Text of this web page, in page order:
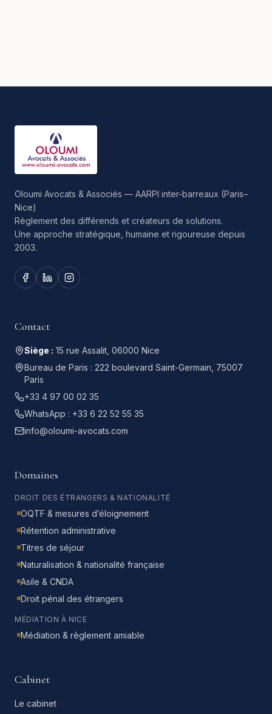
Oloumi Avocats & Associés — AARPI inter-barreaux (Paris–
Nice)
Règlement des différends et créateurs de solutions.
Une approche stratégique, humaine et rigoureuse depuis
2003.
Contact
Siège : 15 rue Assalit, 06000 Nice
Bureau de Paris : 222 boulevard Saint-Germain, 75007
Paris
+33 4 97 00 02 35
WhatsApp : +33 6 22 52 55 35
info@oloumi-avocats.com
Domaines
DROIT DES ÉTRANGERS & NATIONALITÉ
OQTF & mesures d’éloignement
Rétention administrative
Titres de séjour
Naturalisation & nationalité française
Asile & CNDA
Droit pénal des étrangers
MÉDIATION À NICE
Médiation & règlement amiable
Cabinet
Le cabinet